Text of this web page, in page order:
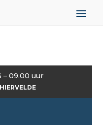
– 09.00 uur